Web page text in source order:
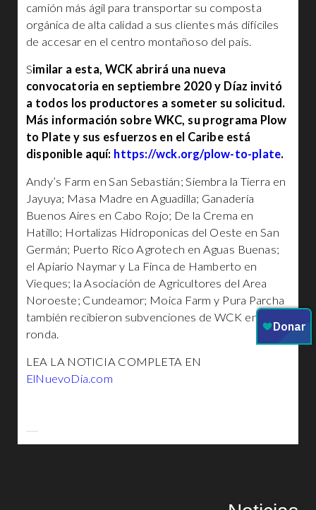
camión más ágil para transportar su composta
orgánica de alta calidad a sus clientes más difíciles
de accesar en el centro montañoso del país.
Similar a esta, WCK abrirá una nueva
convocatoria en septiembre 2020 y Díaz invitó
a todos los productores a someter su solicitud.
Más información sobre WKC, su programa Plow
to Plate y sus esfuerzos en el Caribe está
disponible aquí: https://wck.org/plow-to-plate.
Andy’s Farm en San Sebastián; Siembra la Tierra en
Jayuya; Masa Madre en Aguadilla; Ganadería
Buenos Aires en Cabo Rojo; De la Crema en
Hatillo; Hortalizas Hidroponicas del Oeste en San
Germán; Puerto Rico Agrotech en Aguas Buenas;
el Apiario Naymar y La Finca de Hamberto en
Vieques; la Asociación de Agricultores del Area
Noroeste; Cundeamor; Moica Farm y Pura Parcha
también recibieron subvenciones de WCK en esta
ronda.
LEA LA NOTICIA COMPLETA EN
ElNuevoDia.com